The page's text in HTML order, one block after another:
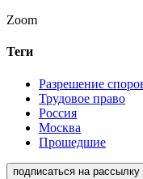
Zoom
Теги
Разрешение
Трудовое право
Россия
Москва
Прошедшие
подписаться на рассылку